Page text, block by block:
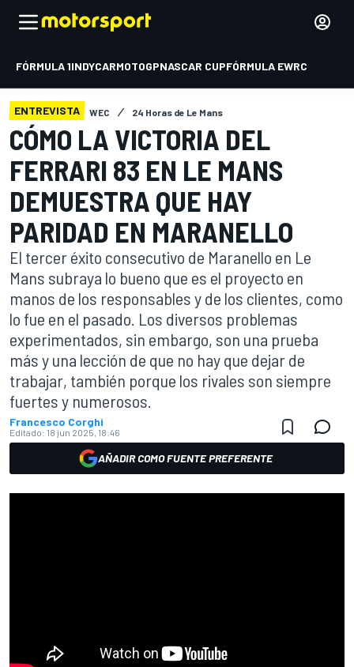
FÓRMULA 1INDYCARMOTOGPNASCAR CUPFÓRMULA EWRC
ENTREVISTA WEC 24 Horas de Le Mans
CÓMO LA VICTORIA DEL
FERRARI 83 EN LE MANS
DEMUESTRA QUE HAY
PARIDAD EN MARANELLO
El tercer éxito consecutivo de Maranello en Le
Mans subraya lo bueno que es el proyecto en
manos de los responsables y de los clientes, como
lo fue en el pasado. Los diversos problemas
experimentados, sin embargo, son una prueba
más y una lección de que no hay que dejar de
trabajar, también porque los rivales son siempre
fuertes y numerosos.
Francesco Corghi
Editado: 18 jun 2025, 18:46
AÑADIR COMO FUENTE PREFERENTE